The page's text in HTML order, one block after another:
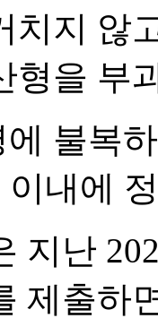
치지 않
형을 부
에 불복
이내에
지난
제출하